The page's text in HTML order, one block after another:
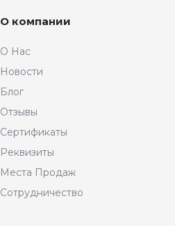
О компании
О Нас
Новости
Блог
Отзывы
Сертификаты
Реквизиты
Места Продаж
Сотрудничество